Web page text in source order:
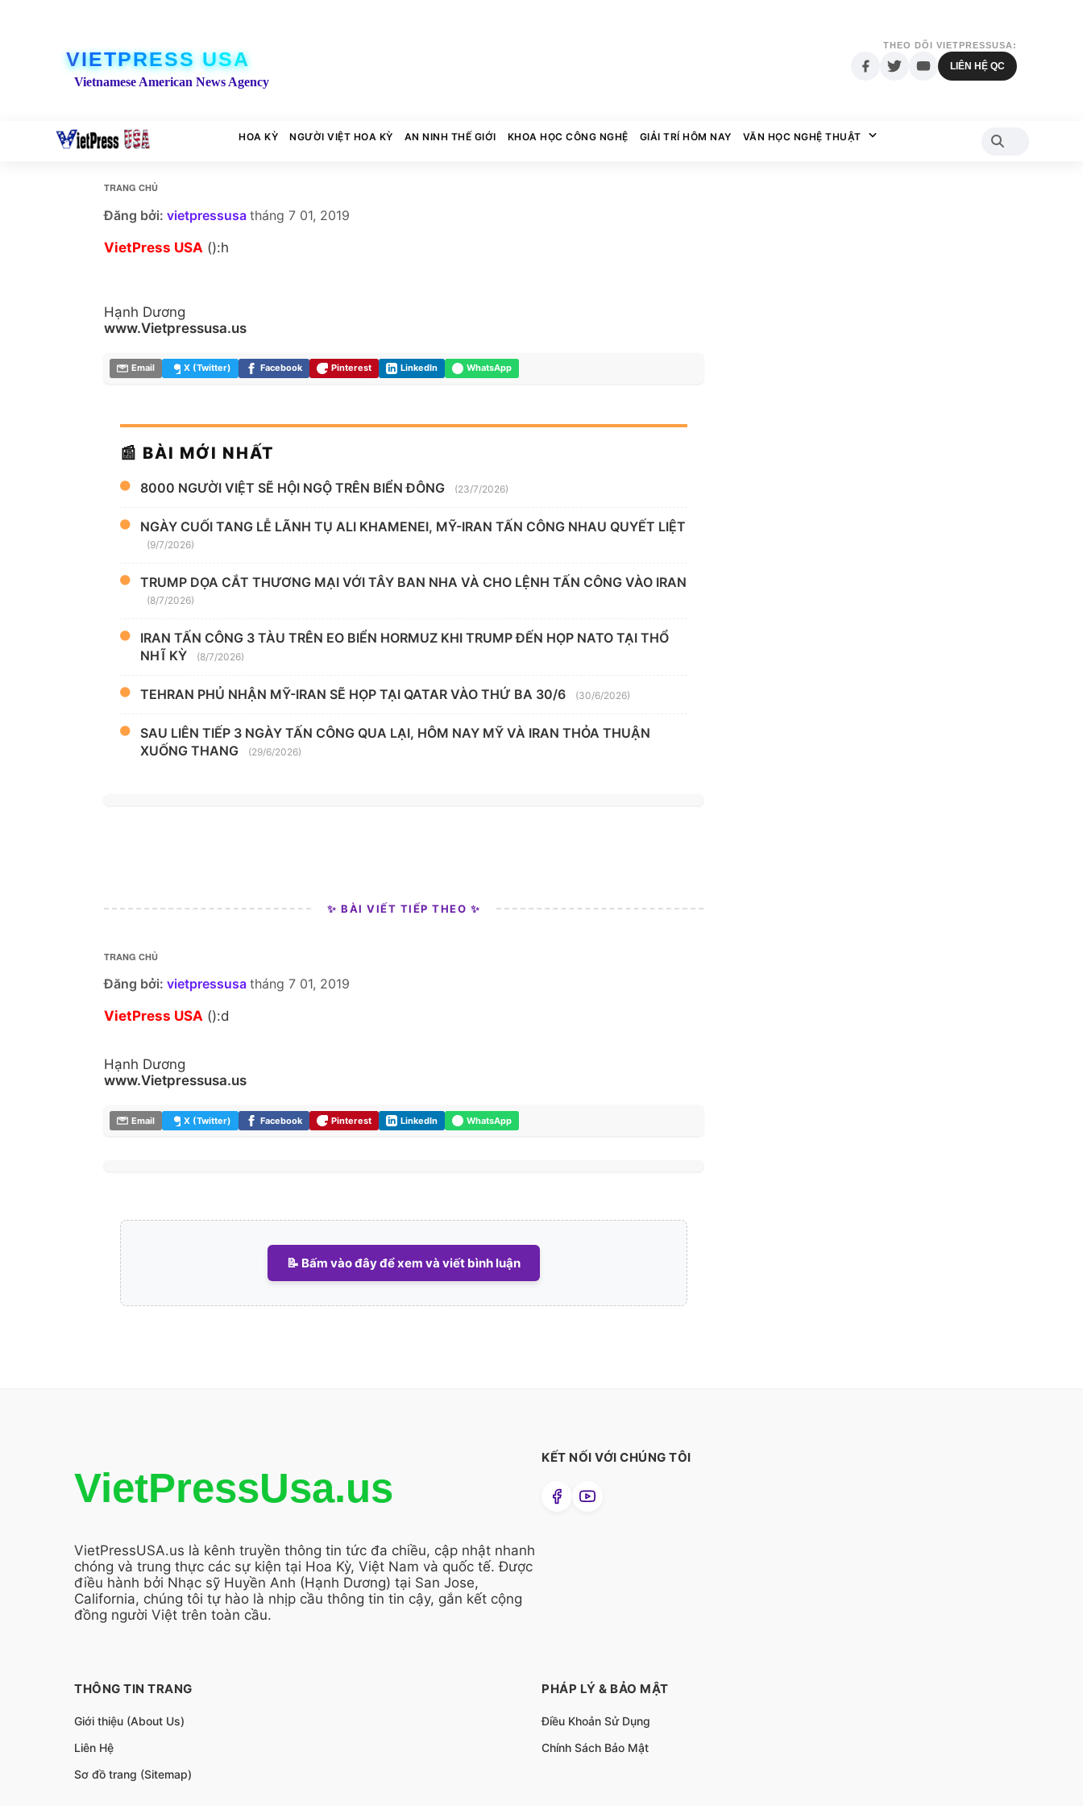
VIETPRESS USA
Vietnamese American News Agency
THEO DÕI VIETPRESSUSA:
LIÊN HỆ QC
HOA KỲ NGƯỜI VIỆT HOA KỲ AN NINH THẾ GIỚI KHOA HỌC CÔNG NGHỆ GIẢI TRÍ HÔM NAY VĂN HỌC NGHỆ THUẬT
TRANG CHỦ
Đăng bởi: vietpressusa tháng 7 01, 2019
VietPress USA ():h
Hạnh Dương
www.Vietpressusa.us
Email X (Twitter) Facebook Pinterest LinkedIn WhatsApp
📰 BÀI MỚI NHẤT
8000 NGƯỜI VIỆT SẼ HỘI NGỘ TRÊN BIỂN ĐÔNG (23/7/2026)
NGÀY CUỐI TANG LỄ LÃNH TỤ ALI KHAMENEI, MỸ-IRAN TẤN CÔNG NHAU QUYẾT LIỆT
(9/7/2026)
TRUMP DỌA CẮT THƯƠNG MẠI VỚI TÂY BAN NHA VÀ CHO LỆNH TẤN CÔNG VÀO IRAN
(8/7/2026)
IRAN TẤN CÔNG 3 TÀU TRÊN EO BIỂN HORMUZ KHI TRUMP ĐẾN HỌP NATO TẠI THỔ
NHĨ KỲ
(8/7/2026)
TEHRAN PHỦ NHẬN MỸ-IRAN SẼ HỌP TẠI QATAR VÀO THỨ BA 30/6 (30/6/2026)
SAU LIÊN TIẾP 3 NGÀY TẤN CÔNG QUA LẠI, HÔM NAY MỸ VÀ IRAN THỎA THUẬN
XUỐNG THANG
(29/6/2026)
✨ BÀI VIẾT TIẾP THEO ✨
TRANG CHỦ
Đăng bởi: vietpressusa tháng 7 01, 2019
VietPress USA ():d
Hạnh Dương
www.Vietpressusa.us
Email X (Twitter) Facebook Pinterest LinkedIn WhatsApp
📝 Bấm vào đây để xem và viết bình luận
VietPressUsa.us
VietPressUSA.us là kênh truyền thông tin tức đa chiều, cập nhật nhanh
chóng và trung thực các sự kiện tại Hoa Kỳ, Việt Nam và quốc tế. Được
điều hành bởi Nhạc sỹ Huyền Anh (Hạnh Dương) tại San Jose,
California, chúng tôi tự hào là nhịp cầu thông tin tin cậy, gắn kết cộng
đồng người Việt trên toàn cầu.
KẾT NỐI VỚI CHÚNG TÔI
THÔNG TIN TRANG
Giới thiệu (About Us)
Liên Hệ
Sơ đồ trang (Sitemap)
PHÁP LÝ & BẢO MẬT
Điều Khoản Sử Dụng
Chính Sách Bảo Mật